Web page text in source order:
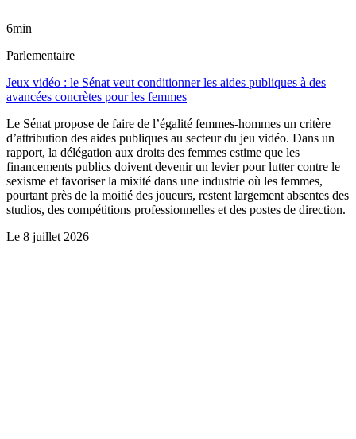
6min
Parlementaire
Jeux vidéo : le Sénat veut conditionner les aides publiques à des
avancées concrètes pour les femmes
Le Sénat propose de faire de l’égalité femmes-hommes un critère
d’attribution des aides publiques au secteur du jeu vidéo. Dans un
rapport, la délégation aux droits des femmes estime que les
financements publics doivent devenir un levier pour lutter contre le
sexisme et favoriser la mixité dans une industrie où les femmes,
pourtant près de la moitié des joueurs, restent largement absentes des
studios, des compétitions professionnelles et des postes de direction.
Le 8 juillet 2026